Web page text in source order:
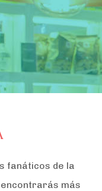
fanáticos de la
más